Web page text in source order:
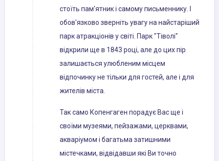
стоїть пам'ятник і самому письменнику. І
обов'язково зверніть увагу на найстаріший
парк атракціонів у світі. Парк "Тіволі"
відкрили ще в 1843 році, але до цих пір
залишається улюбленим місцем
відпочинку не тільки для гостей, але і для
жителів міста.
Так само Копенгаген порадує Вас ще і
своїми музеями, пейзажами, церквами,
акваріумом і багатьма затишними
містечками, відвідавши які Ви точно